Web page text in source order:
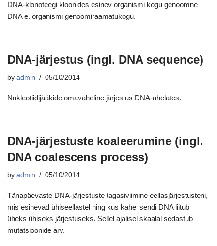
DNA-klonoteegi kloonides esinev organismi kogu genoomne
DNA e. organismi genoomiraamatukogu.
DNA-järjestus (ingl. DNA sequence)
by admin 05/10/2014
Nukleotiidijääkide omavaheline järjestus DNA-ahelates.
DNA-järjestuste koaleerumine (ingl.
DNA coalescens process)
by admin 05/10/2014
Tänapäevaste DNA-järjestuste tagasiviimine eellasjärjestusteni,
mis esinevad ühiseellastel ning kus kahe isendi DNA liitub
üheks ühiseks järjestuseks. Sellel ajalisel skaalal sedastub
mutatsioonide arv.